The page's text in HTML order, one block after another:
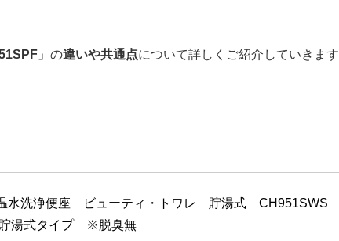
」の違いや共通点について詳しくご紹介していきます
水洗浄便座　ビューティ・トワレ　貯湯式　CH951SWS
湯式タイプ　※脱臭無